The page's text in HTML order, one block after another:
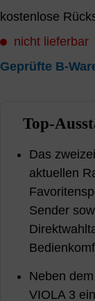
kostenlose
nicht lieferbar
Geprüfte B-
Top-
Das
aktuellen
Sender
Neben
VIOLA 3